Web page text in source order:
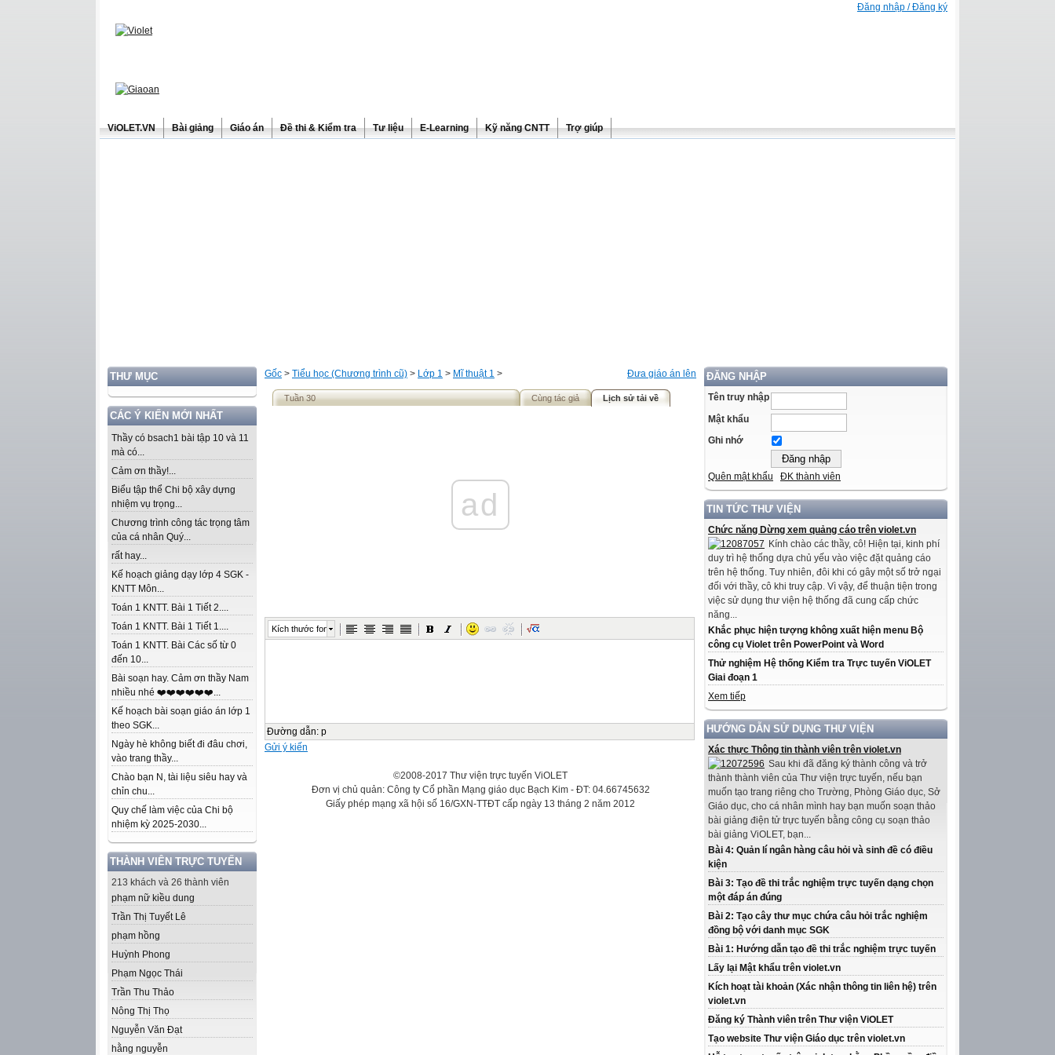
Đăng nhập / Đăng ký
ViOLET.VN Bài giảng Giáo án Đề thi & Kiểm tra Tư liệu E-Learning Kỹ năng CNTT Trợ giúp
THƯ MỤC
CÁC Ý KIẾN MỚI NHẤT
Thầy có bsach1 bài tập 10 và 11
mà có...
Cảm ơn thầy!...
Biểu tập thể Chi bộ xây dựng
nhiệm vụ trọng...
Chương trình công tác trọng tâm
của cá nhân Quý...
rất hay...
Kế hoạch giảng dạy lớp 4 SGK -
KNTT Môn...
Toán 1 KNTT. Bài 1 Tiết 2....
Toán 1 KNTT. Bài 1 Tiết 1....
Toán 1 KNTT. Bài Các số từ 0
đến 10...
Bài soạn hay. Cảm ơn thầy Nam
nhiều nhé ❤️❤️❤️❤️❤️❤️...
Kế hoạch bài soạn giáo án lớp 1
theo SGK...
Ngày hè không biết đi đâu chơi,
vào trang thầy...
Chào bạn N, tài liệu siêu hay và
chỉn chu...
Quy chế làm việc của Chi bộ
nhiệm kỳ 2025-2030...
THÀNH VIÊN TRỰC TUYẾN
213 khách và 26 thành viên
phạm nữ kiều dung
Trần Thị Tuyết Lê
phạm hồng
Huỳnh Phong
Phạm Ngọc Thái
Trần Thu Thảo
Nông Thị Thọ
Nguyễn Văn Đạt
hằng nguyễn
ĐĂNG NHẬP
Tên truy nhập
Mật khẩu
Ghi nhớ
Quên mật khẩu ĐK thành viên
TIN TỨC THƯ VIỆN
Chức năng Dừng xem quảng cáo trên violet.vn
Kính chào các thầy, cô! Hiện tại, kinh phí
duy trì hệ thống dựa chủ yếu vào việc đặt quảng cáo
trên hệ thống. Tuy nhiên, đôi khi có gây một số trở ngại
đối với thầy, cô khi truy cập. Vì vậy, để thuận tiện trong
việc sử dụng thư viện hệ thống đã cung cấp chức
năng...
Khắc phục hiện tượng không xuất hiện menu Bộ
công cụ Violet trên PowerPoint và Word
Thử nghiệm Hệ thống Kiểm tra Trực tuyến ViOLET
Giai đoạn 1
Xem tiếp
HƯỚNG DẪN SỬ DỤNG THƯ VIỆN
Xác thực Thông tin thành viên trên violet.vn
Sau khi đã đăng ký thành công và trở
thành thành viên của Thư viện trực tuyến, nếu bạn
muốn tạo trang riêng cho Trường, Phòng Giáo dục, Sở
Giáo dục, cho cá nhân mình hay bạn muốn soạn thảo
bài giảng điện tử trực tuyến bằng công cụ soạn thảo
bài giảng ViOLET, bạn...
Bài 4: Quản lí ngân hàng câu hỏi và sinh đề có điều
kiện
Bài 3: Tạo đề thi trắc nghiệm trực tuyến dạng chọn
một đáp án đúng
Bài 2: Tạo cây thư mục chứa câu hỏi trắc nghiệm
đồng bộ với danh mục SGK
Bài 1: Hướng dẫn tạo đề thi trắc nghiệm trực tuyến
Lấy lại Mật khẩu trên violet.vn
Kích hoạt tài khoản (Xác nhận thông tin liên hệ) trên
violet.vn
Đăng ký Thành viên trên Thư viện ViOLET
Tạo website Thư viện Giáo dục trên violet.vn
Đưa giáo án lên
Gốc > Tiểu học (Chương trình cũ) > Lớp 1 > Mĩ thuật 1 >
Tuần 30 Cùng tác giả Lịch sử tải về
ad
Kích thước font
Đường dẫn: p
Gửi ý kiến
©2008-2017 Thư viện trực tuyến ViOLET
Đơn vị chủ quản: Công ty Cổ phần Mạng giáo dục Bạch Kim - ĐT: 04.66745632
Giấy phép mạng xã hội số 16/GXN-TTĐT cấp ngày 13 tháng 2 năm 2012